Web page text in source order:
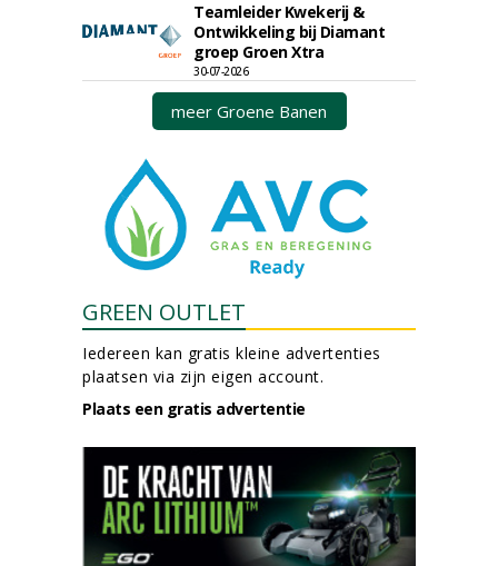
Teamleider Kwekerij &
Ontwikkeling bij Diamant
groep Groen Xtra
30-07-2026
meer Groene Banen
GREEN OUTLET
Iedereen kan gratis kleine advertenties
plaatsen via zijn eigen account.
Plaats een gratis advertentie